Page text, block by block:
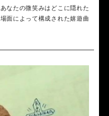
なたの微笑みはどこに隠れた
面によって構成された嬉遊曲